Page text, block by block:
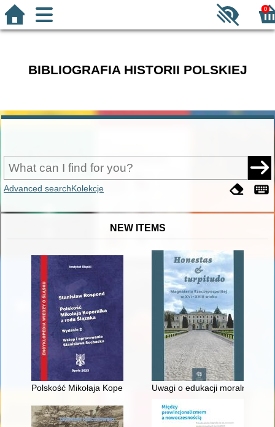
0
BIBLIOGRAFIA HISTORII POLSKIEJ
Advanced searchKolekcje
NEW ITEMS
Polskość Mikołaja Kopernika z rodu ŚlązakaUwagi o edukacji moralnej